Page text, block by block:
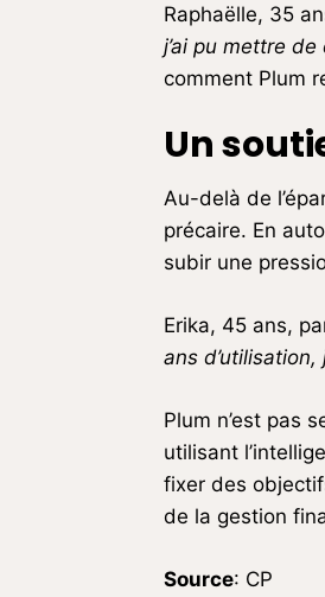
Raphaëlle, 35
j’ai pu mettre
comment Plum
Un
Au-delà de
précaire. En
subir une
Erika, 45 ans,
ans
Plum n’est pas
utilisant
fixer des
de la gestion
Source: CP